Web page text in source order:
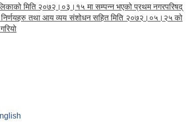
मिति २०७२।०३।१५ मा सम्पन्न भएको प्रथम नगरपरिषद्
निर्णयहरु तथा आय व्यय संशोधन सहित मिति २०७२।०५।२५ को
सुबेदी